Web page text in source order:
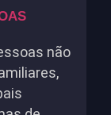
não